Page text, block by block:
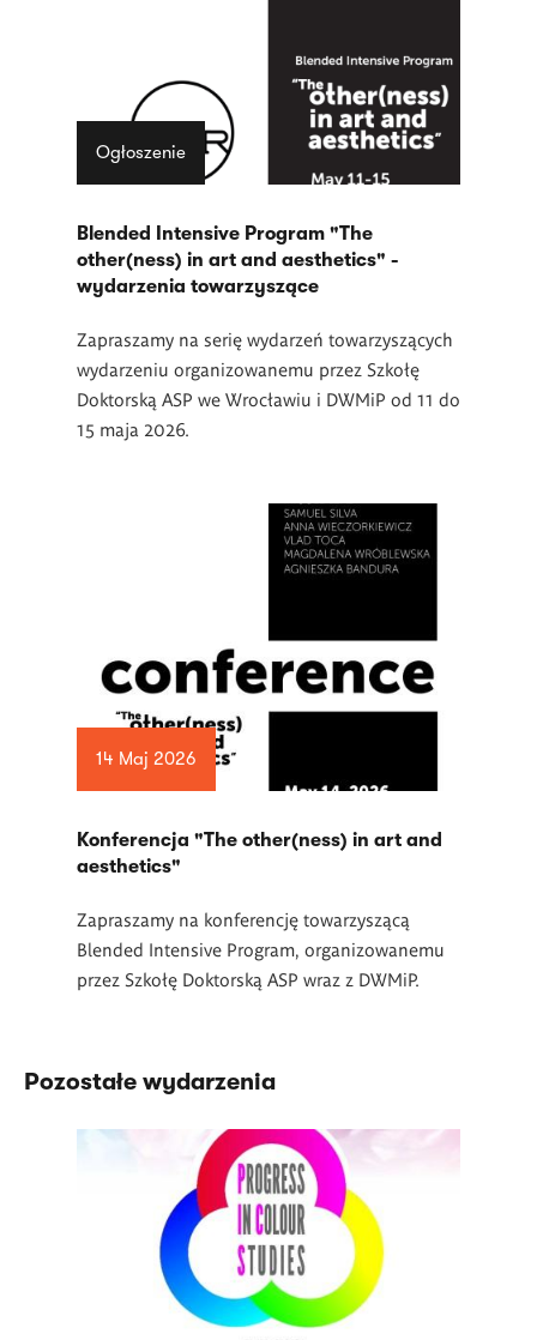
Ogłoszenie
Blended Intensive Program "The
other(ness) in art and aesthetics" -
wydarzenia towarzyszące
Zapraszamy na serię wydarzeń towarzyszących
wydarzeniu organizowanemu przez Szkołę
Doktorską ASP we Wrocławiu i DWMiP od 11 do
15 maja 2026.
14 Maj 2026
Konferencja "The other(ness) in art and
aesthetics"
Zapraszamy na konferencję towarzyszącą
Blended Intensive Program, organizowanemu
przez Szkołę Doktorską ASP wraz z DWMiP.
Pozostałe wydarzenia